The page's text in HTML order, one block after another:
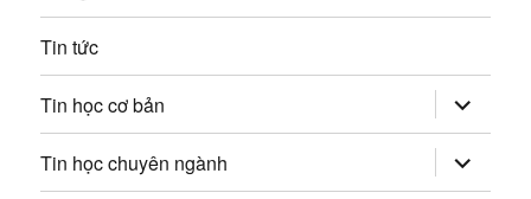
b
à
i
v
Tin tức
Tin học cơ bản mở
rộng
trình
đơn
con
Tin học chuyên ngành mở
rộng